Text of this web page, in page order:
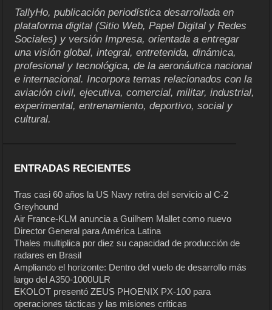
TallyHo, publicación periodística desarrollada en
plataforma digital (Sitio Web, Papel Digital y Redes
Sociales) y versión Impresa, orientada a entregar
una visión global, integral, entretenida, dinámica,
profesional y tecnológica, de la aeronáutica nacional
e internacional. Incorpora temas relacionados con la
aviación civil, ejecutiva, comercial, militar, industrial,
experimental, entrenamiento, deportivo, social y
cultural.
ENTRADAS RECIENTES
Tras casi 60 años la US Navy retira del servicio al C-2
Greyhound
Air France-KLM anuncia a Guilhem Mallet como nuevo
Director General para América Latina
Thales multiplica por diez su capacidad de producción de
radares en Brasil
Ampliando el horizonte: Dentro del vuelo de desarrollo más
largo del A350-1000ULR
EKOLOT presentó ZEUS PHOENIX PX-100 para
operaciones tácticas y las misiones críticas